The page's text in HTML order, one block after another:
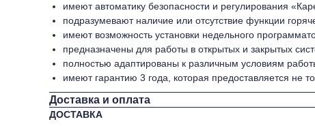
имеют автоматику безопасности и регулирования
подразумевают наличие или отсутствие функции
имеют возможность установки недельного
предназначены для работы в открытых и закрытых
полностью адаптированы к различным условиям
имеют гарантию 3 года, которая предоставляется не
Доставка и оплата
ДОСТАВКА